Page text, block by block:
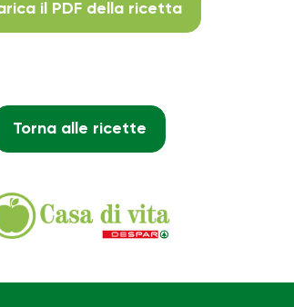
il PDF della ricetta
Torna alle ricette